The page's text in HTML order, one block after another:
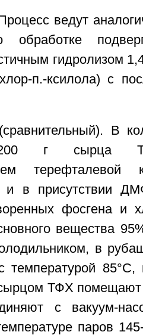
ведут
обработке
гидролизом
п.-ксилола) с
В
г сырца
и в присутствии
фосгена и
вещества
в
температурой
ТФХ
с вакуум-
паров